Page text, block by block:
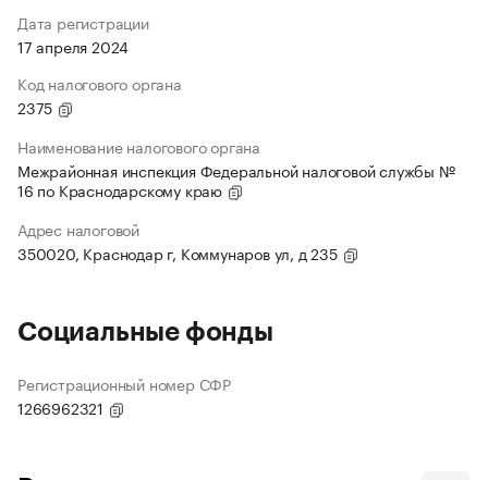
Дата регистрации
17 апреля 2024
Код налогового органа
2375
Наименование налогового органа
Межрайонная инспекция Федеральной налоговой службы №
16 по Краснодарскому краю
Адрес налоговой
350020, Краснодар г, Коммунаров ул, д 235
Социальные фонды
Регистрационный номер СФР
1266962321